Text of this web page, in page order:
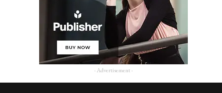
- Advertisement -